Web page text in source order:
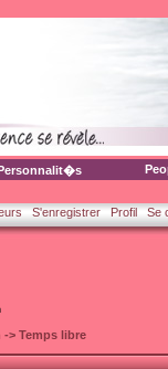
S'enregistrer Profil Se
-> Temps libre